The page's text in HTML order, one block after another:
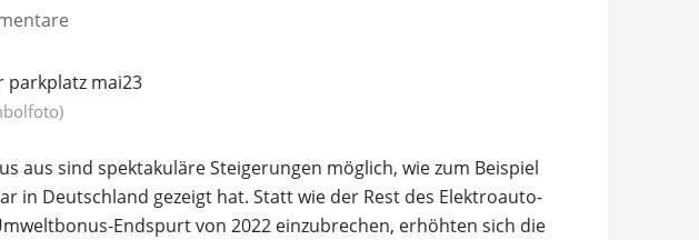
aus sind spektakuläre Steigerungen möglich, wie zum Beispiel
in Deutschland gezeigt hat. Statt wie der Rest des Elektroauto-
Endspurt von 2022 einzubrechen, erhöhten sich die